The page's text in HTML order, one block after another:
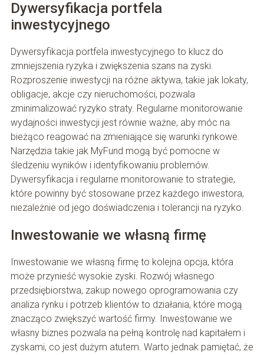
Dywersyfikacja portfela
inwestycyjnego
Dywersyfikacja portfela inwestycyjnego to klucz do
zmniejszenia ryzyka i zwiększenia szans na zyski.
Rozproszenie inwestycji na różne aktywa, takie jak lokaty,
obligacje, akcje czy nieruchomości, pozwala
zminimalizować ryzyko straty. Regularne monitorowanie
wydajności inwestycji jest równie ważne, aby móc na
bieżąco reagować na zmieniające się warunki rynkowe.
Narzędzia takie jak MyFund mogą być pomocne w
śledzeniu wyników i identyfikowaniu problemów.
Dywersyfikacja i regularne monitorowanie to strategie,
które powinny być stosowane przez każdego inwestora,
niezależnie od jego doświadczenia i tolerancji na ryzyko.
Inwestowanie we własną firmę
Inwestowanie we własną firmę to kolejna opcja, która
może przynieść wysokie zyski. Rozwój własnego
przedsiębiorstwa, zakup nowego oprogramowania czy
analiza rynku i potrzeb klientów to działania, które mogą
znacząco zwiększyć wartość firmy. Inwestowanie we
własny biznes pozwala na pełną kontrolę nad kapitałem i
zyskami, co jest dużym atutem. Warto jednak pamiętać, że